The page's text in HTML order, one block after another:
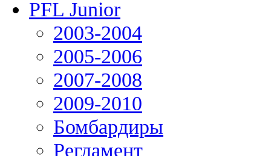
PFL Junior
2003-2004
2005-2006
2007-2008
2009-2010
Бомбардиры
Регламент